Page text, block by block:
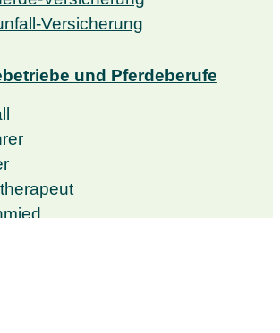
Versicherung
und Pferdeberufe